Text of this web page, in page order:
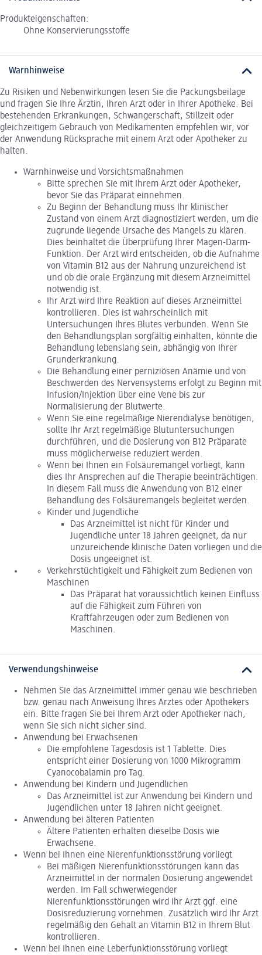
Produkteigenschaften:
Ohne Konservierungsstoffe
Warnhinweise
Zu Risiken und Nebenwirkungen lesen Sie die Packungsbeilage
und fragen Sie Ihre Ärztin, Ihren Arzt oder in Ihrer Apotheke. Bei
bestehenden Erkrankungen, Schwangerschaft, Stillzeit oder
gleichzeitigem Gebrauch von Medikamenten empfehlen wir, vor
der Anwendung Rücksprache mit einem Arzt oder Apotheker zu
halten.
Warnhinweise und Vorsichtsmaßnahmen
Bitte sprechen Sie mit Ihrem Arzt oder Apotheker,
bevor Sie das Präparat einnehmen.
Zu Beginn der Behandlung muss Ihr klinischer
Zustand von einem Arzt diagnostiziert werden, um die
zugrunde liegende Ursache des Mangels zu klären.
Dies beinhaltet die Überprüfung Ihrer Magen-Darm-
Funktion. Der Arzt wird entscheiden, ob die Aufnahme
von Vitamin B12 aus der Nahrung unzureichend ist
und ob die orale Ergänzung mit diesem Arzneimittel
notwendig ist.
Ihr Arzt wird Ihre Reaktion auf dieses Arzneimittel
kontrollieren. Dies ist wahrscheinlich mit
Untersuchungen Ihres Blutes verbunden. Wenn Sie
den Behandlungsplan sorgfältig einhalten, könnte die
Behandlung lebenslang sein, abhängig von Ihrer
Grunderkrankung.
Die Behandlung einer perniziösen Anämie und von
Beschwerden des Nervensystems erfolgt zu Beginn mit
Infusion/Injektion über eine Vene bis zur
Normalisierung der Blutwerte.
Wenn Sie eine regelmäßige Nierendialyse benötigen,
sollte Ihr Arzt regelmäßige Blutuntersuchungen
durchführen, und die Dosierung von B12 Präparate
muss möglicherweise reduziert werden.
Wenn bei Ihnen ein Folsäuremangel vorliegt, kann
dies Ihr Ansprechen auf die Therapie beeinträchtigen.
In diesem Fall muss die Anwendung von B12 einer
Behandlung des Folsäuremangels begleitet werden.
Kinder und Jugendliche
Das Arzneimittel ist nicht für Kinder und
Jugendliche unter 18 Jahren geeignet, da nur
unzureichende klinische Daten vorliegen und die
Dosis ungeeignet ist.
Verkehrstüchtigkeit und Fähigkeit zum Bedienen von
Maschinen
Das Präparat hat voraussichtlich keinen Einfluss
auf die Fähigkeit zum Führen von
Kraftfahrzeugen oder zum Bedienen von
Maschinen.
Verwendungshinweise
Nehmen Sie das Arzneimittel immer genau wie beschrieben
bzw. genau nach Anweisung Ihres Arztes oder Apothekers
ein. Bitte fragen Sie bei Ihrem Arzt oder Apotheker nach,
wenn Sie sich nicht sicher sind.
Anwendung bei Erwachsenen
Die empfohlene Tagesdosis ist 1 Tablette. Dies
entspricht einer Dosierung von 1000 Mikrogramm
Cyanocobalamin pro Tag.
Anwendung bei Kindern und Jugendlichen
Das Arzneimittel ist zur Anwendung bei Kindern und
Jugendlichen unter 18 Jahren nicht geeignet.
Anwendung bei älteren Patienten
Ältere Patienten erhalten dieselbe Dosis wie
Erwachsene.
Wenn bei Ihnen eine Nierenfunktionsstörung vorliegt
Bei mäßigen Nierenfunktionsstörungen kann das
Arzneimittel in der normalen Dosierung angewendet
werden. Im Fall schwerwiegender
Nierenfunktionsstörungen wird Ihr Arzt ggf. eine
Dosisreduzierung vornehmen. Zusätzlich wird Ihr Arzt
regelmäßig den Gehalt an Vitamin B12 in Ihrem Blut
kontrollieren.
Wenn bei Ihnen eine Leberfunktionsstörung vorliegt